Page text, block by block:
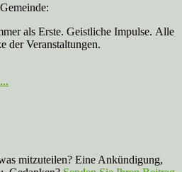
als Erste. Geistliche Impulse. Alle
der Veranstaltungen.
mitzuteilen? Eine Ankündigung,